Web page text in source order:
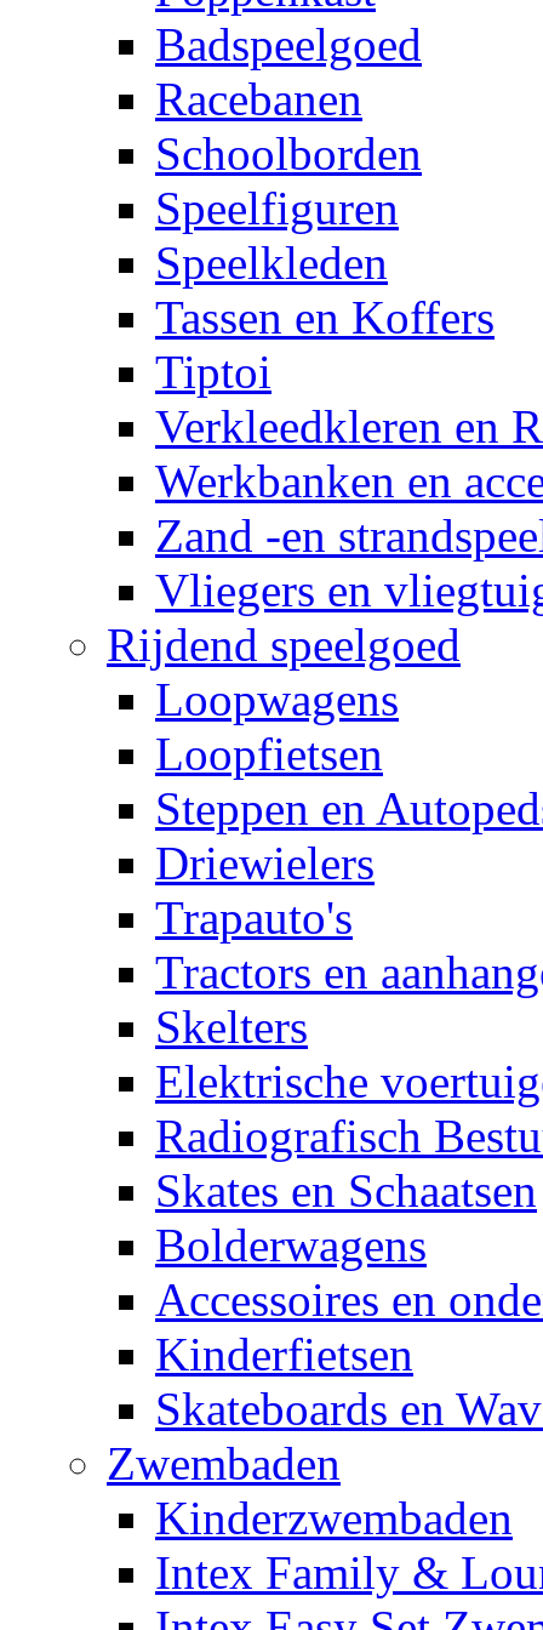
Badspeelgoed
Racebanen
Schoolborden
Speelfiguren
Speelkleden
Tassen en Koffers
Tiptoi
Verkleedkleren en
Werkbanken en
Zand -en
Vliegers en
Rijdend speelgoed
Loopwagens
Loopfietsen
Steppen en
Driewielers
Trapauto's
Tractors en
Skelters
Elektrische
Radiografisch
Skates en Schaatsen
Bolderwagens
Accessoires en
Kinderfietsen
Skateboards en
Zwembaden
Kinderzwembaden
Intex Family &